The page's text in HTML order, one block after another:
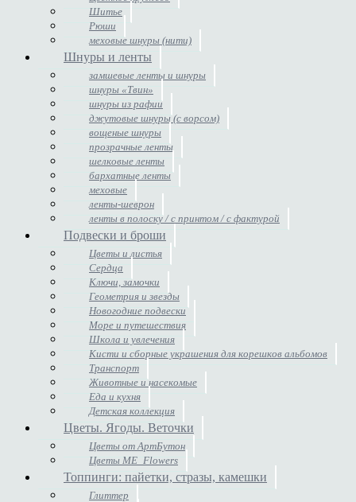
Шитье
Рюши
меховые шнуры (нити)
Шнуры и ленты
замшевые ленты и шнуры
шнуры «Твин»
шнуры из рафии
джутовые шнуры (с ворсом)
вощеные шнуры
прозрачные ленты
шелковые ленты
бархатные ленты
меховые
ленты-шеврон
ленты в полоску / с принтом / с фактурой
Подвески и броши
Цветы и листья
Сердца
Ключи, замочки
Геометрия и звезды
Новогодние подвески
Море и путешествия
Школа и увлечения
Кисти и сборные украшения для корешков альбомов
Транспорт
Животные и насекомые
Еда и кухня
Детская коллекция
Цветы. Ягоды. Веточки
Цветы от АртБутон
Цветы ME_Flowers
Топпинги: пайетки, стразы, камешки
Глиттер